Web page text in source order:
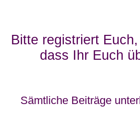
Bitte registriert
dass Ihr Euch
Sämtliche Beiträge